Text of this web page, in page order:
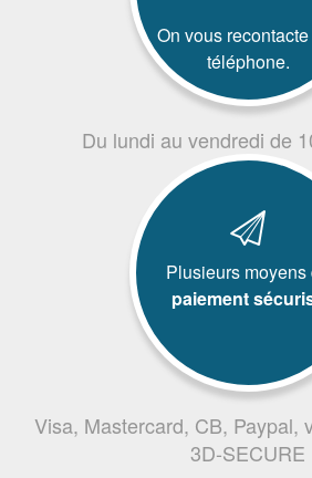
On vous
téléphone.
Du lundi au vendredi de
Plusieurs moyens
paiement
Visa, Mastercard, CB, Paypal,
3D-SECURE